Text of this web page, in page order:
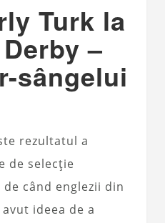
Turk la
–
sângelui
rezultatul a
de selecție
când englezii din
ideea de a